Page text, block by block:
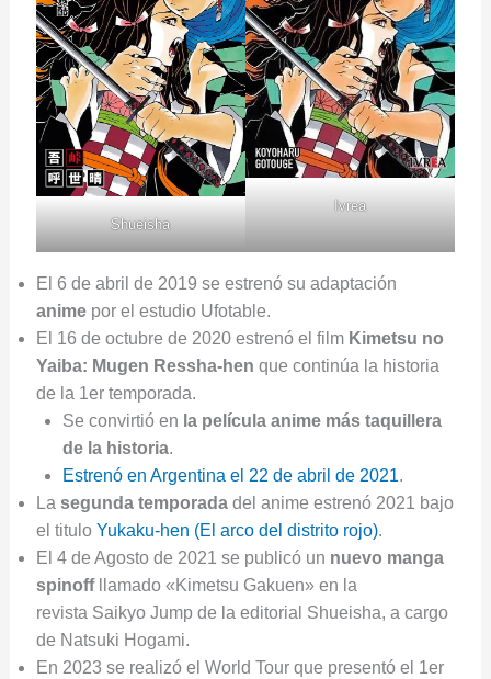
Shueisha
Ivrea
El 6 de abril de 2019 se estrenó su adaptación
animepor el estudio Ufotable.
El 16 de octubre de 2020 estrenó el film Kimetsu no
Yaiba: Mugen Ressha-hen que continúa la historia
de la 1er temporada.
Se convirtió en la película anime más taquillera
de la historia.
Estrenó en Argentina el 22 de abril de 2021.
La segunda temporadadel anime estrenó 2021 bajo
el titulo Yukaku-hen (El arco del distrito rojo).
El 4 de Agosto de 2021 se publicó un nuevo manga
spinoffllamado «Kimetsu Gakuen» en la
revista Saikyo Jump de la editorial Shueisha, a cargo
de Natsuki Hogami.
En 2023 se realizó el World Tour que presentó el 1er